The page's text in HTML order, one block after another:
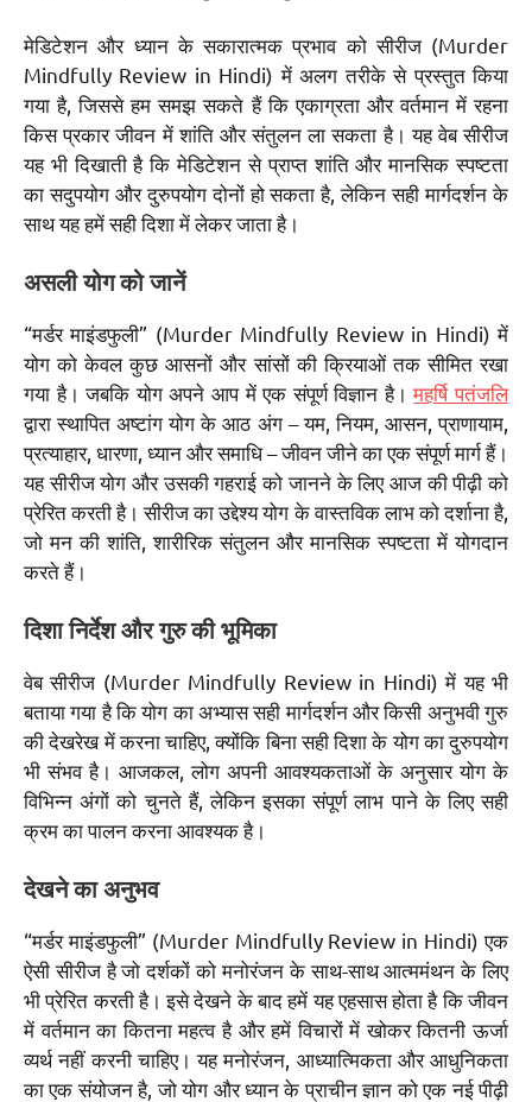
मेडिटेशन और ध्यान के सकारात्मक प्रभाव को सीरीज (Murder
Mindfully Review in Hindi) में अलग तरीके से प्रस्तुत किया
गया है, जिससे हम समझ सकते हैं कि एकाग्रता और वर्तमान में रहना
किस प्रकार जीवन में शांति और संतुलन ला सकता है। यह वेब सीरीज
यह भी दिखाती है कि मेडिटेशन से प्राप्त शांति और मानसिक स्पष्टता
का सदुपयोग और दुरुपयोग दोनों हो सकता है, लेकिन सही मार्गदर्शन के
साथ यह हमें सही दिशा में लेकर जाता है।
असली योग को जानें
“मर्डर माइंडफुली” (Murder Mindfully Review in Hindi) में
योग को केवल कुछ आसनों और सांसों की क्रियाओं तक सीमित रखा
गया है। जबकि योग अपने आप में एक संपूर्ण विज्ञान है।महर्षि पतंजलि
द्वारा स्थापित अष्टांग योग के आठ अंग – यम, नियम, आसन, प्राणायाम,
प्रत्याहार, धारणा, ध्यान और समाधि – जीवन जीने का एक संपूर्ण मार्ग हैं।
यह सीरीज योग और उसकी गहराई को जानने के लिए आज की पीढ़ी को
प्रेरित करती है। सीरीज का उद्देश्य योग के वास्तविक लाभ को दर्शाना है,
जो मन की शांति, शारीरिक संतुलन और मानसिक स्पष्टता में योगदान
करते हैं।
दिशा निर्देश और गुरु की भूमिका
वेब सीरीज (Murder Mindfully Review in Hindi) में यह भी
बताया गया है कि योग का अभ्यास सही मार्गदर्शन और किसी अनुभवी गुरु
की देखरेख में करना चाहिए, क्योंकि बिना सही दिशा के योग का दुरुपयोग
भी संभव है। आजकल, लोग अपनी आवश्यकताओं के अनुसार योग के
विभिन्न अंगों को चुनते हैं, लेकिन इसका संपूर्ण लाभ पाने के लिए सही
क्रम का पालन करना आवश्यक है।
देखने का अनुभव
“मर्डर माइंडफुली” (Murder Mindfully Review in Hindi) एक
ऐसी सीरीज है जो दर्शकों को मनोरंजन के साथ-साथ आत्ममंथन के लिए
भी प्रेरित करती है। इसे देखने के बाद हमें यह एहसास होता है कि जीवन
में वर्तमान का कितना महत्व है और हमें विचारों में खोकर कितनी ऊर्जा
व्यर्थ नहीं करनी चाहिए। यह मनोरंजन, आध्यात्मिकता और आधुनिकता
का एक संयोजन है, जो योग और ध्यान के प्राचीन ज्ञान को एक नई पीढ़ी